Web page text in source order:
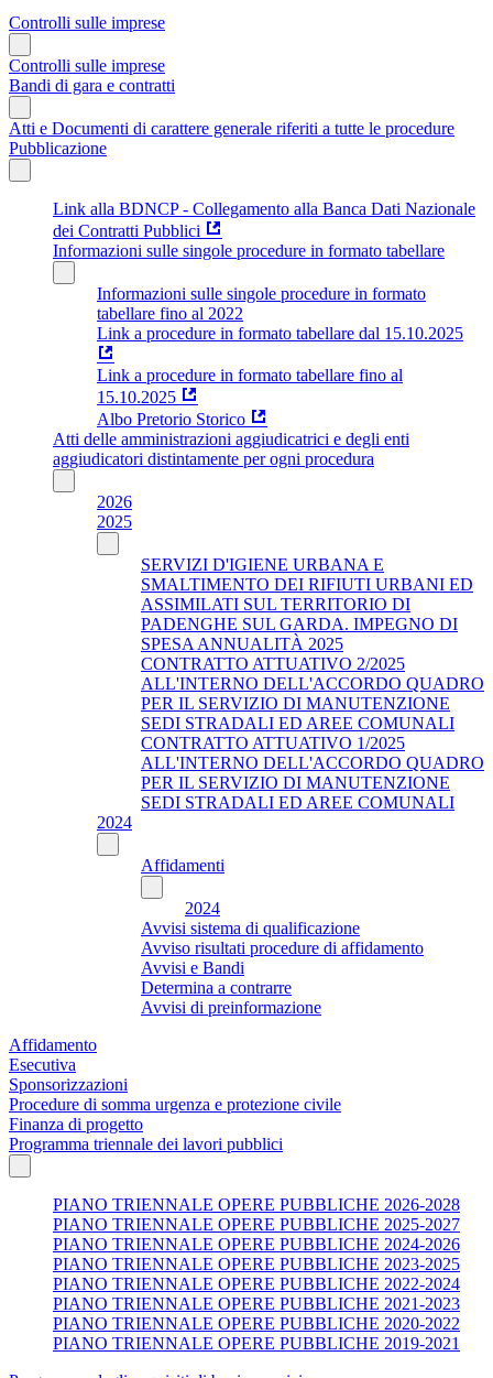
Controlli sulle imprese
Controlli sulle imprese
Bandi di gara e contratti
Atti e Documenti di carattere generale riferiti a tutte le procedure
Pubblicazione
Link alla BDNCP - Collegamento alla Banca Dati Nazionale
dei Contratti Pubblici
Informazioni sulle singole procedure in formato tabellare
Informazioni sulle singole procedure in formato
tabellare fino al 2022
Link a procedure in formato tabellare dal 15.10.2025
Link a procedure in formato tabellare fino al
15.10.2025
Albo Pretorio Storico
Atti delle amministrazioni aggiudicatrici e degli enti
aggiudicatori distintamente per ogni procedura
2026
2025
SERVIZI D'IGIENE URBANA E
SMALTIMENTO DEI RIFIUTI URBANI ED
ASSIMILATI SUL TERRITORIO DI
PADENGHE SUL GARDA. IMPEGNO DI
SPESA ANNUALITÀ 2025
CONTRATTO ATTUATIVO 2/2025
ALL'INTERNO DELL'ACCORDO QUADRO
PER IL SERVIZIO DI MANUTENZIONE
SEDI STRADALI ED AREE COMUNALI
CONTRATTO ATTUATIVO 1/2025
ALL'INTERNO DELL'ACCORDO QUADRO
PER IL SERVIZIO DI MANUTENZIONE
SEDI STRADALI ED AREE COMUNALI
2024
Affidamenti
2024
Avvisi sistema di qualificazione
Avviso risultati procedure di affidamento
Avvisi e Bandi
Determina a contrarre
Avvisi di preinformazione
Affidamento
Esecutiva
Sponsorizzazioni
Procedure di somma urgenza e protezione civile
Finanza di progetto
Programma triennale dei lavori pubblici
PIANO TRIENNALE OPERE PUBBLICHE 2026-2028
PIANO TRIENNALE OPERE PUBBLICHE 2025-2027
PIANO TRIENNALE OPERE PUBBLICHE 2024-2026
PIANO TRIENNALE OPERE PUBBLICHE 2023-2025
PIANO TRIENNALE OPERE PUBBLICHE 2022-2024
PIANO TRIENNALE OPERE PUBBLICHE 2021-2023
PIANO TRIENNALE OPERE PUBBLICHE 2020-2022
PIANO TRIENNALE OPERE PUBBLICHE 2019-2021